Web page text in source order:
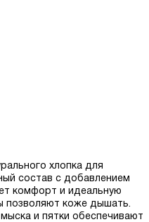
хлопка для
состав с добавлением
комфорт и идеальную
позволяют коже дышать.
и пятки обеспечивают